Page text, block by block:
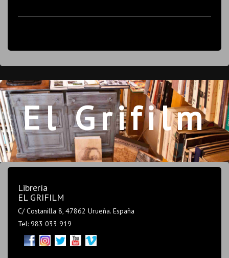
El Grifilm
Librería
EL GRIFILM
C/ Costanilla 8, 47862 Urueña. España
Tel: 983 033 919